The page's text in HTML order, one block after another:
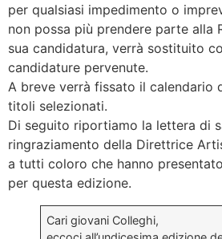
per qualsiasi impedimento o
non possa più prendere parte alla
sua candidatura, verrà sostituito
candidature pervenute.
A breve verrà fissato il calendario
titoli selezionati.
Di seguito riportiamo la lettera di
ringraziamento della Direttrice
a tutti coloro che hanno
per questa edizione.
Cari giovani Colleghi,